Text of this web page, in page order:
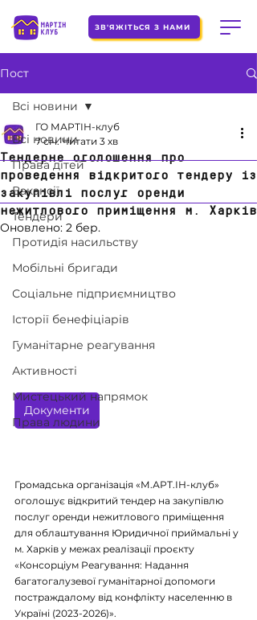
ЗВ'ЯЖІТЬСЯ З НАМИ
Пост
Всі новини
Права дітей
Вакансії
Тендери
Протидія насильству
Мобільні бригади
Соціальне підприємництво
Історії бенефіціарів
Гуманітарне реагування
Активності
Мистецький напрямок
Права людини
Всі новини
Тендерне оголошення про
проведення відкритого тендеру із
закупівлі послуг оренди
нежитлового приміщення м. Харків
ГО МАРТІН-клуб
7 січ. Читати 3 хв
Оновлено: 2 бер.
Документи
Громадська організація «М.АРТ.ІН-клуб»
оголошує відкритий тендер на закупівлю
послуг оренди нежитлового приміщення
для облаштування Юридичної приймальні у
м. Харків у межах реалізації проєкту
«Консорціум Реагування: Надання
багатогалузевої гуманітарної допомоги
постраждалому від конфлікту населенню в
Україні (2023-2026)».